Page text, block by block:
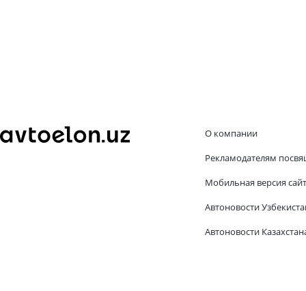
О компании
Рекламодателям
Мобильная версия
Автоновости
Автоновости